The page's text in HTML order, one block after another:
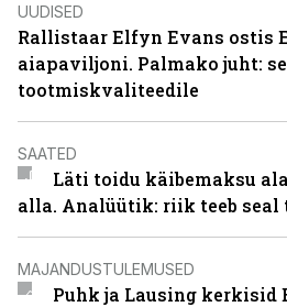
UUDISED
Rallistaar Elfyn Evans ostis
aiapaviljoni. Palmako juht:
tootmiskvaliteedile
SAATED
Läti toidu käibemaksu
alla. Analüütik: riik teeb
MAJANDUSTULEMUSED
Puhk ja Lausing kerkisid